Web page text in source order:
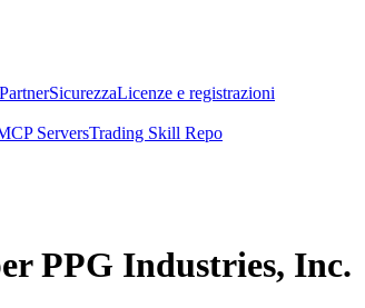
PartnerSicurezzaLicenze e registrazioni
ServersTrading Skill Repo
PPG Industries, Inc.